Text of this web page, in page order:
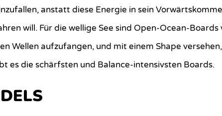
anstatt diese Energie in sein
will. Für die wellige See sind Open-Ocean-
Wellen aufzufangen, und mit einem Shape
es die schärfsten und Balance-intensivsten Boards.